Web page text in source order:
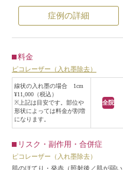
症例の詳細
料金
ピコレーザー（入れ墨除去）
線状の入れ墨の場合 1cm
¥11,000（税込）
※上記は目安です。部位や
形状によっては料金が割増
になります。
全院
リスク・副作用・合併症
ピコレーザー（入れ墨除去）
肌のほてり・発赤（照射後／肌が弱い